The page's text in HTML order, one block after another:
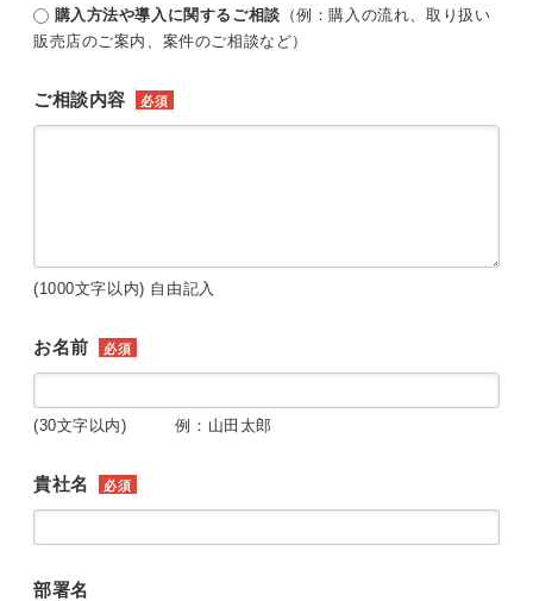
購入方法や導入に関するご相談 （例：購入の流れ、取り扱い
販売店のご案内、案件のご相談など）
ご相談内容 必須
(1000文字以内) 自由記入
お名前 必須
(30文字以内) 例：山田太郎
貴社名 必須
部署名